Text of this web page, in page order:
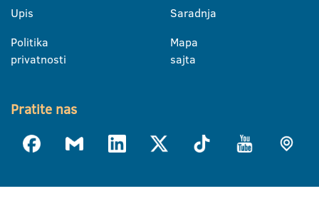
Upis
Politika
privatnosti
Saradnja
Mapa
sajta
Pratite nas